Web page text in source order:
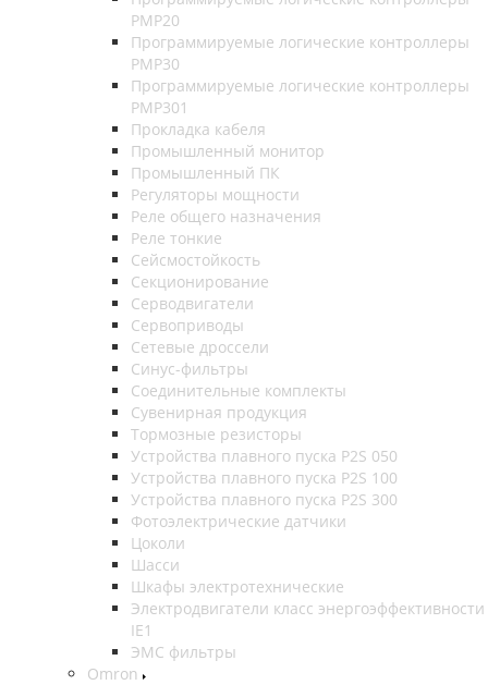
PMP20
Программируемые логические контроллеры
PMP30
Программируемые логические контроллеры
PMP301
Прокладка кабеля
Промышленный монитор
Промышленный ПК
Регуляторы мощности
Реле общего назначения
Реле тонкие
Сейсмостойкость
Секционирование
Серводвигатели
Сервоприводы
Сетевые дроссели
Синус-фильтры
Соединительные комплекты
Сувенирная продукция
Тормозные резисторы
Устройства плавного пуска P2S 050
Устройства плавного пуска P2S 100
Устройства плавного пуска P2S 300
Фотоэлектрические датчики
Цоколи
Шасси
Шкафы электротехнические
Электродвигатели класс энергоэффективности
IE1
ЭМС фильтры
Omron